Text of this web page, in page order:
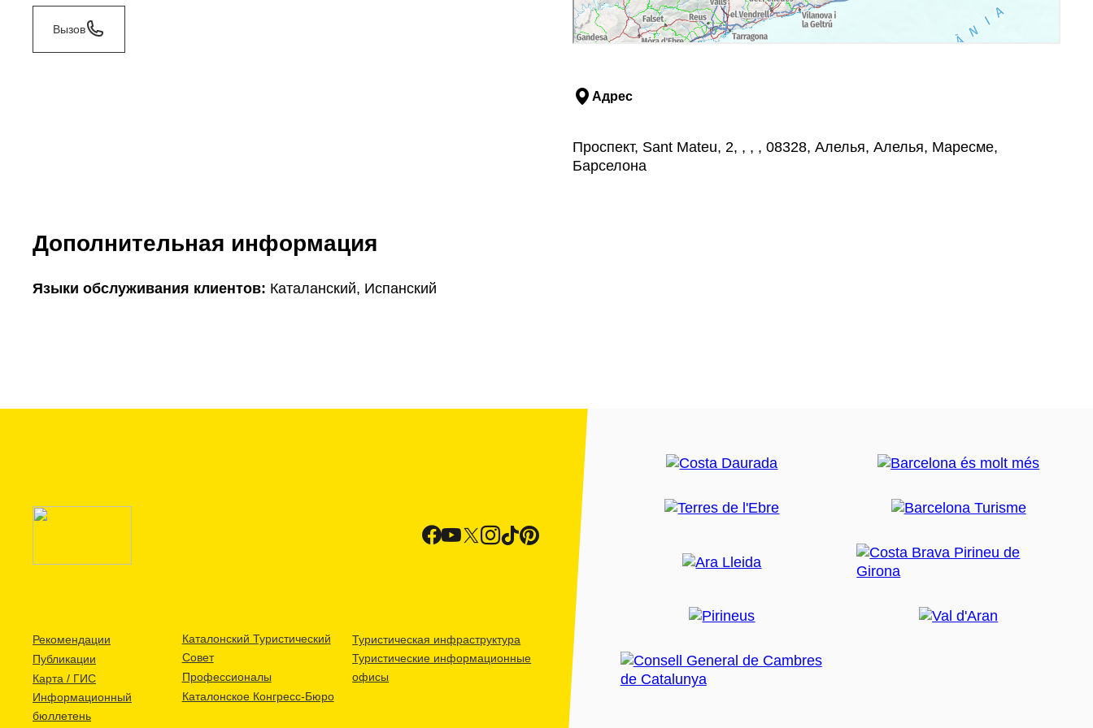
Вызов
Адрес
Проспект, Sant Mateu, 2, , , , 08328, Алелья, Алелья, Маресме,
Барселона
Дополнительная информация
Языки обслуживания клиентов: Каталанский, Испанский
Рекомендации
Публикации
Карта / ГИС
Информационный
бюллетень
Каталонский Туристический
Совет
Профессионалы
Каталонское Конгресс-Бюро
Туристическая инфраструктура
Туристические информационные
офисы